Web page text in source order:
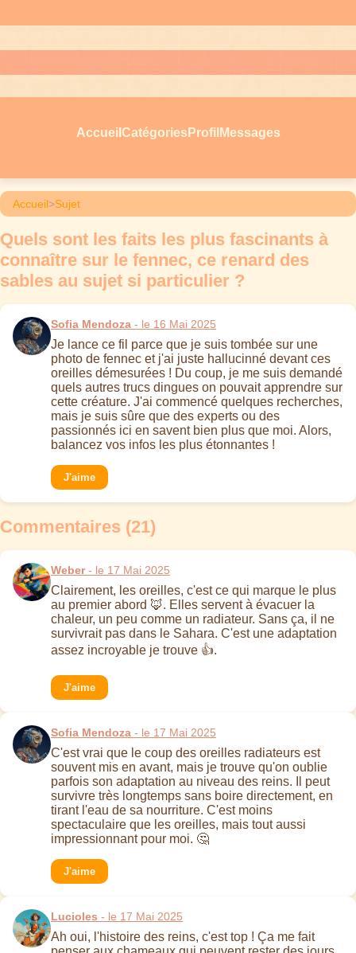
Accueil Catégories Profil Messages
Accueil>Sujet
Quels sont les faits les plus fascinants à
connaître sur le fennec, ce renard des
sables au sujet si particulier ?
Sofia Mendoza - le 16 Mai 2025
Je lance ce fil parce que je suis tombée sur une
photo de fennec et j'ai juste hallucinné devant ces
oreilles démesurées ! Du coup, je me suis demandé
quels autres trucs dingues on pouvait apprendre sur
cette créature. J'ai commencé quelques recherches,
mais je suis sûre que des experts ou des
passionnés ici en savent bien plus que moi. Alors,
balancez vos infos les plus étonnantes !
J'aime
Commentaires (21)
Weber- le 17 Mai 2025
Clairement, les oreilles, c'est ce qui marque le plus
au premier abord 🦊. Elles servent à évacuer la
chaleur, un peu comme un radiateur. Sans ça, il ne
survivrait pas dans le Sahara. C'est une adaptation
assez incroyable je trouve 👍.
J'aime
Sofia Mendoza - le 17 Mai 2025
C'est vrai que le coup des oreilles radiateurs est
souvent mis en avant, mais je trouve qu'on oublie
parfois son adaptation au niveau des reins. Il peut
survivre très longtemps sans boire directement, en
tirant l'eau de sa nourriture. C'est moins
spectaculaire que les oreilles, mais tout aussi
impressionnant pour moi. 🤔
J'aime
Lucioles - le 17 Mai 2025
Ah oui, l'histoire des reins, c'est top ! Ça me fait